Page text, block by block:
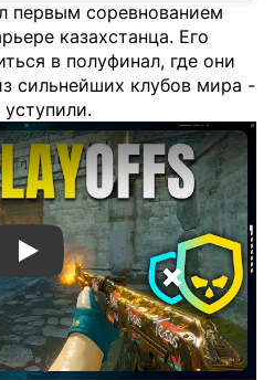
первым соревнованием
казахстанца. Его
в полуфинал, где они
сильнейших клубов мира -
Смотреть видео YouTube